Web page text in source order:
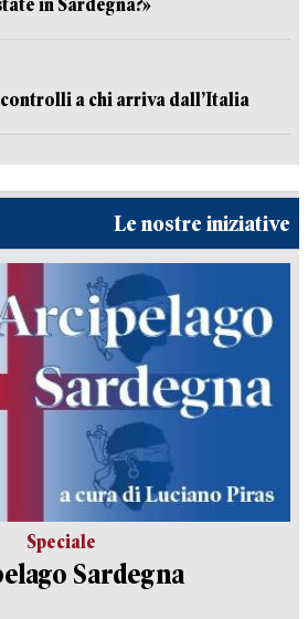
in Sardegna?»
controlli a chi arriva dall’Italia
Le nostre iniziative
Speciale
Sardegna